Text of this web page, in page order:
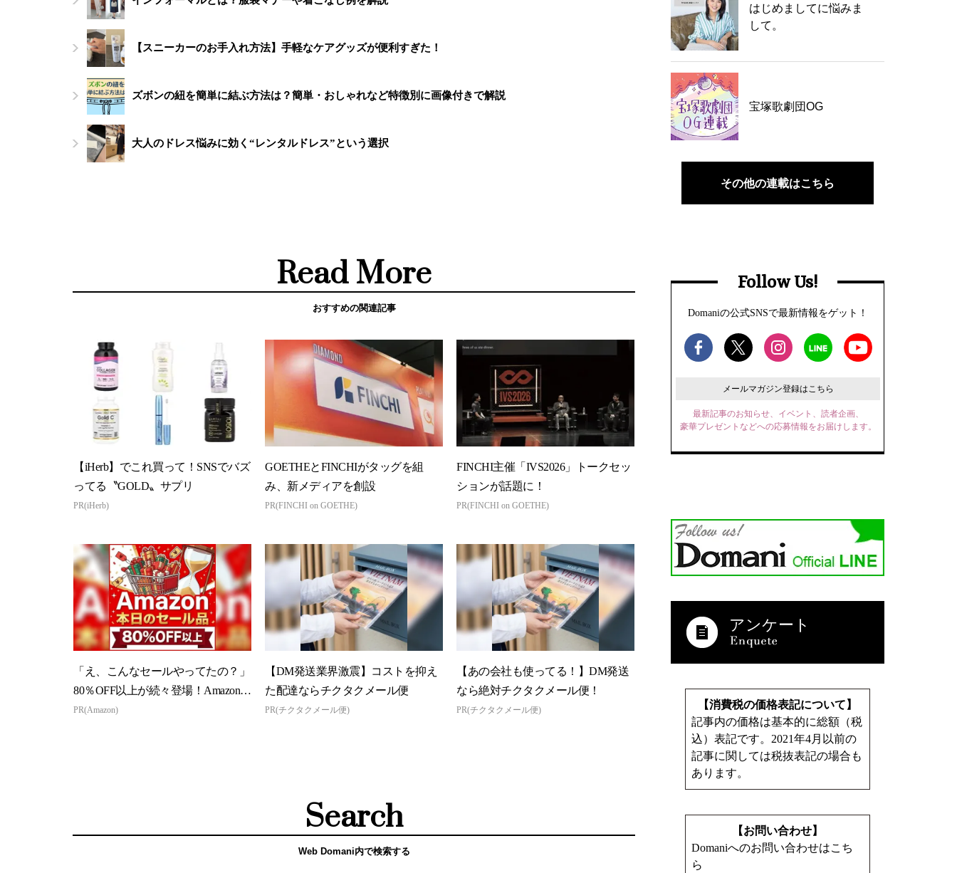
【スニーカーのお手入れ方法】手軽なケアグッズが便利すぎた！
ズボンの紐を簡単に結ぶ方法は？簡単・おしゃれなど特徴別に画像付きで解説
大人のドレス悩みに効く“レンタルドレス”という選択
Read More
おすすめの関連記事
【iHerb】でこれ買って！SNSでバズ
ってる〝GOLD〟サプリ
PR(iHerb)
GOETHEとFINCHIがタッグを組
み、新メディアを創設
PR(FINCHI on GOETHE)
FINCHI主催「IVS2026」トークセッ
ションが話題に！
PR(FINCHI on GOETHE)
「え、こんなセールやってたの？」
80％OFF以上が続々登場！Amazonの
本気が...
PR(Amazon)
【DM発送業界激震】コストを抑え
た配達ならチクタクメール便
PR(チクタクメール便)
【あの会社も使ってる！】DM発送
なら絶対チクタクメール便！
PR(チクタクメール便)
Search
Web Domani内で検索する
はじめましてに悩みま
して。
宝塚歌劇団OG
その他の連載はこちら
Follow Us!
Domaniの公式SNSで最新情報をゲット！
メールマガジン登録はこちら
最新記事のお知らせ、イベント、読者企画、
豪華プレゼントなどへの応募情報をお届けします。
アンケート
【消費税の価格表記について】
記事内の価格は基本的に総額（税
込）表記です。2021年4月以前の
記事に関しては税抜表記の場合も
あります。
【お問い合わせ】
Domaniへのお問い合わせはこち
ら